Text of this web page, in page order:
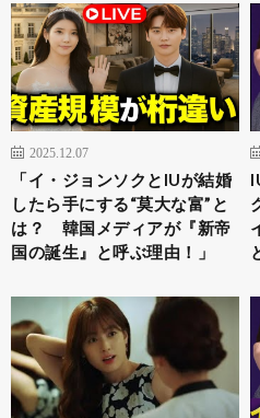
2025.12.07
「イ・ジョンソクとIUが結婚
したら手にする“莫大な富”と
は？ 韓国メディアが『新帝
国の誕生』と呼ぶ理由！」